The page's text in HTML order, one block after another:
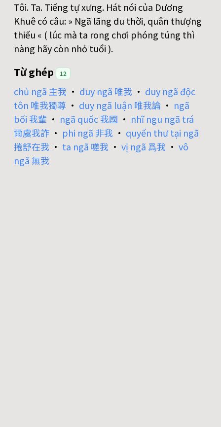
Tôi. Ta. Tiếng tự xưng. Hát nói của Dương
Khuê có câu: » Ngã lãng du thời, quân thượng
thiếu « ( lúc mà ta rong chơi phóng túng thì
nàng hãy còn nhỏ tuổi ).
Từ ghép 12
chủ ngã 主我 • duy ngã 唯我 • duy ngã độc
tôn 唯我獨尊 • duy ngã luận 唯我論 • ngã
bối 我輩 • ngã quốc 我國 • nhĩ ngu ngã trá
爾虞我詐 • phi ngã 非我 • quyển thư tại ngã
捲舒在我 • ta ngã 嗟我 • vị ngã 爲我 • vô
ngã 無我